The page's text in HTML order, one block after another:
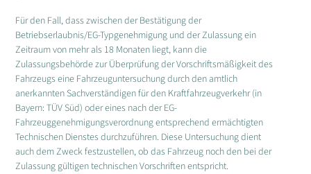
Für den Fall, dass zwischen der Bestätigung der
Betriebserlaubnis/EG-Typgenehmigung und der Zulassung ein
Zeitraum von mehr als 18 Monaten liegt, kann die
Zulassungsbehörde zur Überprüfung der Vorschriftsmäßigkeit des
Fahrzeugs eine Fahrzeuguntersuchung durch den amtlich
anerkannten Sachverständigen für den Kraftfahrzeugverkehr (in
Bayern: TÜV Süd) oder eines nach der EG-
Fahrzeuggenehmigungsverordnung entsprechend ermächtigten
Technischen Dienstes durchzuführen. Diese Untersuchung dient
auch dem Zweck festzustellen, ob das Fahrzeug noch den bei der
Zulassung gültigen technischen Vorschriften entspricht.